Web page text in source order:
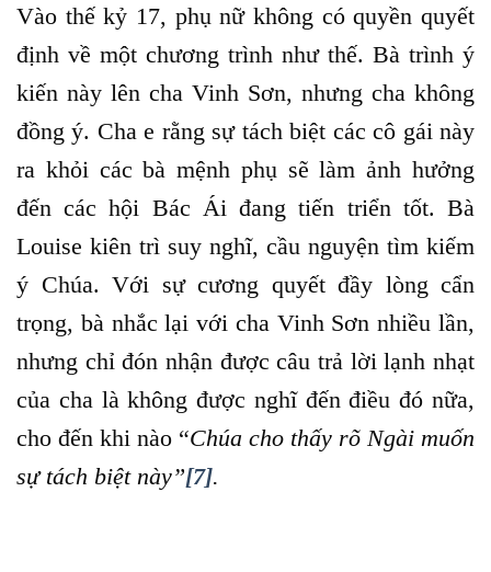
Vào thế kỷ 17, phụ nữ không có quyền quyết
định về một chương trình như thế. Bà trình ý
kiến này lên cha Vinh Sơn, nhưng cha không
đồng ý. Cha e rằng sự tách biệt các cô gái này
ra khỏi các bà mệnh phụ sẽ làm ảnh hưởng
đến các hội Bác Ái đang tiến triển tốt. Bà
Louise kiên trì suy nghĩ, cầu nguyện tìm kiếm
ý Chúa. Với sự cương quyết đầy lòng cẩn
trọng, bà nhắc lại với cha Vinh Sơn nhiều lần,
nhưng chỉ đón nhận được câu trả lời lạnh nhạt
của cha là không được nghĩ đến điều đó nữa,
cho đến khi nào “Chúa cho thấy rõ Ngài muốn
sự tách biệt này”[7].